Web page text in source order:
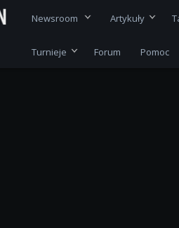
Newsroom Artykuły
Turnieje Forum Pomoc